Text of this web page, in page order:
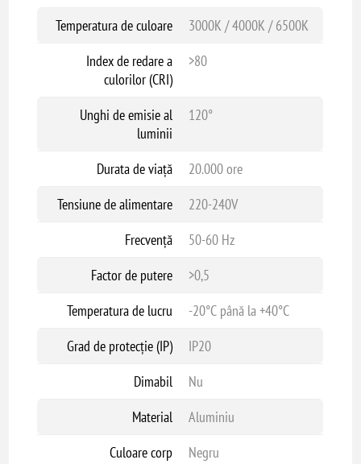
Temperatura de culoare
3000K / 4000K / 6500K
Index de redare a
culorilor (CRI)
>80
Unghi de emisie al
luminii
120°
Durata de viață
20.000 ore
Tensiune de alimentare
220-240V
Frecvență
50-60 Hz
Factor de putere
>0,5
Temperatura de lucru
-20°C până la +40°C
Grad de protecție (IP)
IP20
Dimabil
Nu
Material
Aluminiu
Culoare corp
Negru